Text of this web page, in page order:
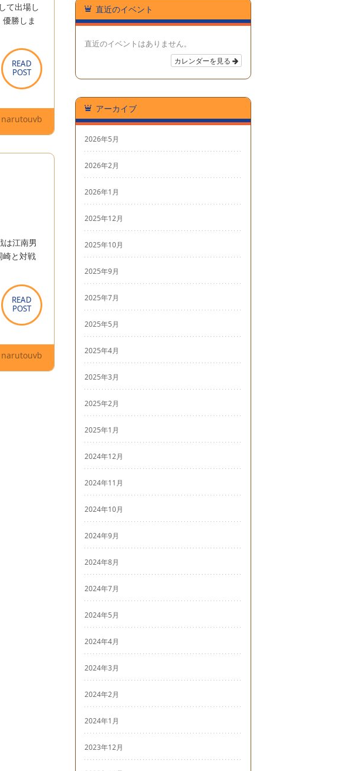
て出場し
勝しま
READ
POST
READ
POST
narutouvb
は江南男
崎と対戦
READ
POST
READ
POST
narutouvb
直近のイベント
直近のイベントはありません。
カレンダーを見る
アーカイブ
2026年5月
2026年2月
2026年1月
2025年12月
2025年10月
2025年9月
2025年7月
2025年5月
2025年4月
2025年3月
2025年2月
2025年1月
2024年12月
2024年11月
2024年10月
2024年9月
2024年8月
2024年7月
2024年5月
2024年4月
2024年3月
2024年2月
2024年1月
2023年12月